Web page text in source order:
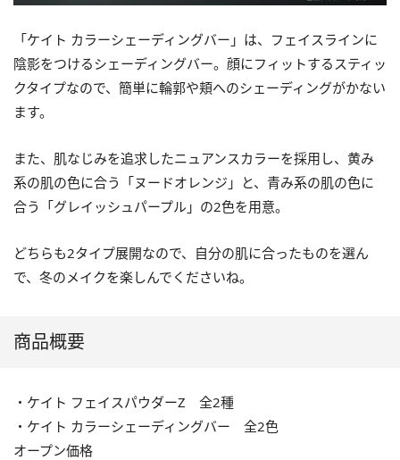
「ケイト カラーシェーディングバー」は、フェイスラインに
陰影をつけるシェーディングバー。顔にフィットするスティッ
クタイプなので、簡単に輪郭や頬へのシェーディングがかない
ます。
また、肌なじみを追求したニュアンスカラーを採用し、黄み
系の肌の色に合う「ヌードオレンジ」と、青み系の肌の色に
合う「グレイッシュパープル」の2色を用意。
どちらも2タイプ展開なので、自分の肌に合ったものを選ん
で、冬のメイクを楽しんでくださいね。
商品概要
・ケイト フェイスパウダーZ 全2種
・ケイト カラーシェーディングバー 全2色
オープン価格